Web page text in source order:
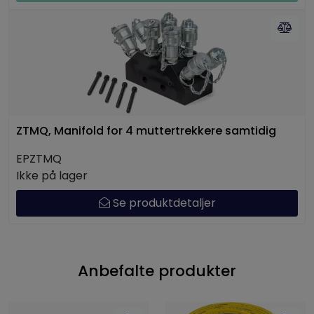
ZTMQ, Manifold for 4 muttertrekkere samtidig
EPZTMQ
Ikke på lager
Se produktdetaljer
Anbefalte produkter